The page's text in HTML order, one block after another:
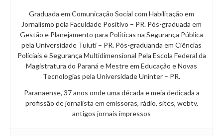
Graduada em Comunicação Social com Habilitação em
Jornalismo pela Faculdade Positivo – PR. Pós-graduada em
Gestão e Planejamento para Políticas na Segurança Pública
pela Universidade Tuiuti – PR. Pós-graduanda em Ciências
Policiais e Segurança Multidimensional Pela Escola Federal da
Magistratura do Paraná e Mestre em Educação e Novas
Tecnologias pela Universidade Uninter – PR.
Paranaense, 37 anos onde uma década e meia dedicada a
profissão de jornalista em emissoras, rádio, sites, webtv,
antigos jornais impressos